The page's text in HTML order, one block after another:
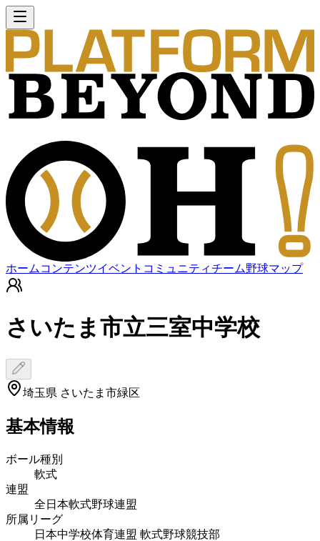
ホーム コンテンツイベント コミュニティチーム野球マップ
さいたま市立三室中学校
埼玉県 さいたま市緑区
基本情報
ボール種別
軟式
連盟
全日本軟式野球連盟
所属リーグ
日本中学校体育連盟 軟式野球競技部